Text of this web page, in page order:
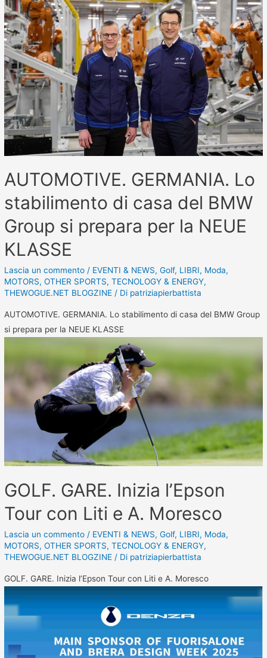
AUTOMOTIVE. GERMANIA. Lo
stabilimento di casa del BMW
Group si prepara per la NEUE
KLASSE
Lascia un commento / EVENTI & NEWS,Golf, LIBRI, Moda,
MOTORS,OTHER SPORTS,TECNOLOGY & ENERGY,
THEWOGUE.NET BLOGZINE / Di patriziapierbattista
AUTOMOTIVE. GERMANIA. Lo stabilimento di casa del BMW Group
si prepara per la NEUE KLASSE
GOLF. GARE. Inizia l’Epson
Tour con Liti e A. Moresco
Lascia un commento / EVENTI & NEWS,Golf, LIBRI, Moda,
MOTORS,OTHER SPORTS,TECNOLOGY & ENERGY,
THEWOGUE.NET BLOGZINE / Di patriziapierbattista
GOLF. GARE. Inizia l’Epson Tour con Liti e A. Moresco